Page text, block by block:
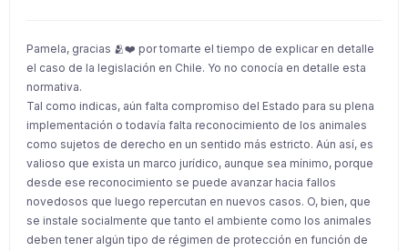
Pamela, gracias 🫂❤️ por tomarte el tiempo de explicar en detalle
el caso de la legislación en Chile. Yo no conocía en detalle esta
normativa.
Tal como indicas, aún falta compromiso del Estado para su plena
implementación o todavía falta reconocimiento de los animales
como sujetos de derecho en un sentido más estricto. Aún así, es
valioso que exista un marco jurídico, aunque sea mínimo, porque
desde ese reconocimiento se puede avanzar hacia fallos
novedosos que luego repercutan en nuevos casos. O, bien, que
se instale socialmente que tanto el ambiente como los animales
deben tener algún tipo de régimen de protección en función de